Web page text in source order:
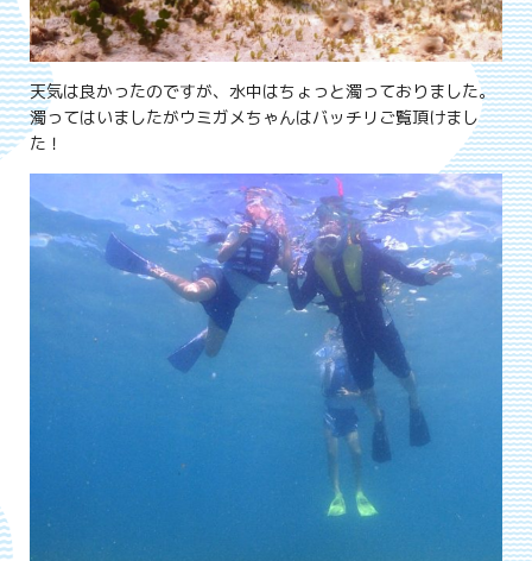
天気は良かったのですが、水中はちょっと濁っておりました。
濁ってはいましたがウミガメちゃんはバッチリご覧頂けまし
た！